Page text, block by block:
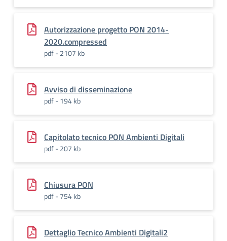
Autorizzazione progetto PON 2014-
2020.compressed
pdf - 2107 kb
Avviso di disseminazione
pdf - 194 kb
Capitolato tecnico PON Ambienti Digitali
pdf - 207 kb
Chiusura PON
pdf - 754 kb
Dettaglio Tecnico Ambienti Digitali2